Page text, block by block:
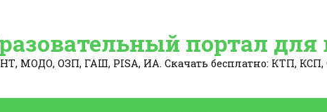
портал для
МОДО, ОЗП, ГАШ, PISA, ИА. Скачать бесплатно: КТП,